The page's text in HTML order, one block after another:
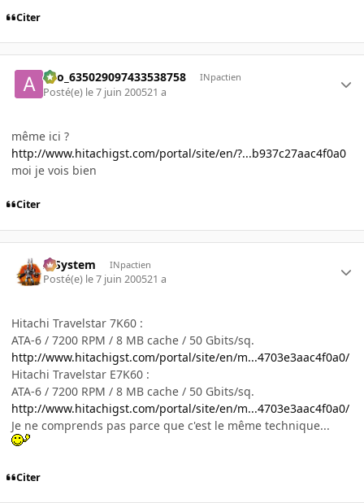
Citer
ano_635029097433538758 INpactien
Posté(e) le 7 juin 200521 a
même ici ?
http://www.hitachigst.com/portal/site/en/?...b937c27aac4f0a0
moi je vois bien
Citer
X-System INpactien
Posté(e) le 7 juin 200521 a
Hitachi Travelstar 7K60 :
ATA-6 / 7200 RPM / 8 MB cache / 50 Gbits/sq.
http://www.hitachigst.com/portal/site/en/m...4703e3aac4f0a0/
Hitachi Travelstar E7K60 :
ATA-6 / 7200 RPM / 8 MB cache / 50 Gbits/sq.
http://www.hitachigst.com/portal/site/en/m...4703e3aac4f0a0/
Je ne comprends pas parce que c'est le même technique...
Citer